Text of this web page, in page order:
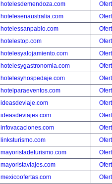
hotelesdemendoza.com
hotelesenaustralia.com
hotelessanpablo.com
hotelestop.com
hotelesyalojamiento.com
hotelesygastronomia.com
hotelesyhospedaje.com
hotelparaeventos.com
ideasdeviaje.com
ideasdeviajes.com
infovacaciones.com
linksturismo.com
mayoristadeturismo.com
mayoristaviajes.com
mexicoofertas.com